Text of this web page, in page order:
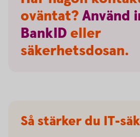
oväntat?Använd
BankID eller
säkerhetsdosan.
Så stärker du IT-